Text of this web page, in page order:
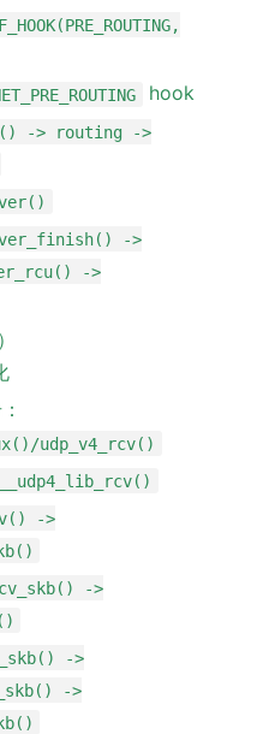
hook
-> routing ->
->
->
udp_v4_rcv()
->
->
->
->